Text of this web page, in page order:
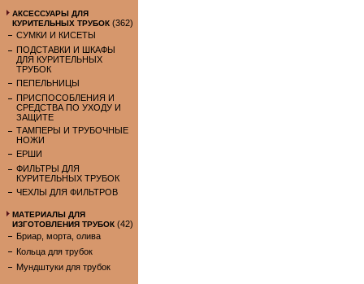
АКСЕССУАРЫ ДЛЯ
КУРИТЕЛЬНЫХ ТРУБОК (362)
СУМКИ И КИСЕТЫ
ПОДСТАВКИ И ШКАФЫ
ДЛЯ КУРИТЕЛЬНЫХ
ТРУБОК
ПЕПЕЛЬНИЦЫ
ПРИСПОСОБЛЕНИЯ И
СРЕДСТВА ПО УХОДУ И
ЗАЩИТЕ
ТАМПЕРЫ И ТРУБОЧНЫЕ
НОЖИ
ЕРШИ
ФИЛЬТРЫ ДЛЯ
КУРИТЕЛЬНЫХ ТРУБОК
ЧЕХЛЫ ДЛЯ ФИЛЬТРОВ
МАТЕРИАЛЫ ДЛЯ
ИЗГОТОВЛЕНИЯ ТРУБОК (42)
Бриар, морта, олива
Кольца для трубок
Мундштуки для трубок